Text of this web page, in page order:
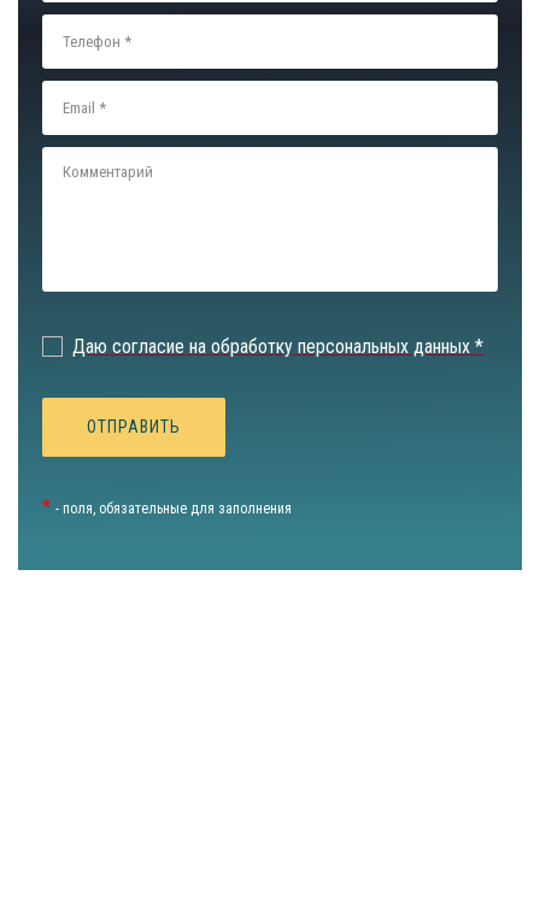
Даю согласие на обработку персональных данных *
* - поля, обязательные для заполнения